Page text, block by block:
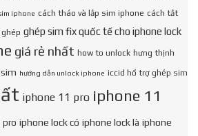
iphone cách tháo và lắp sim iphone cách tắt
ghép sim fix quốc tế cho iphone lock
giá rẻ nhất how to unlock hưng thịnh
hướng dẫn unlock iphone iccid hổ trợ ghép sim
iphone 11 pro iphone 11
pro iphone lock có iphone lock là iphone